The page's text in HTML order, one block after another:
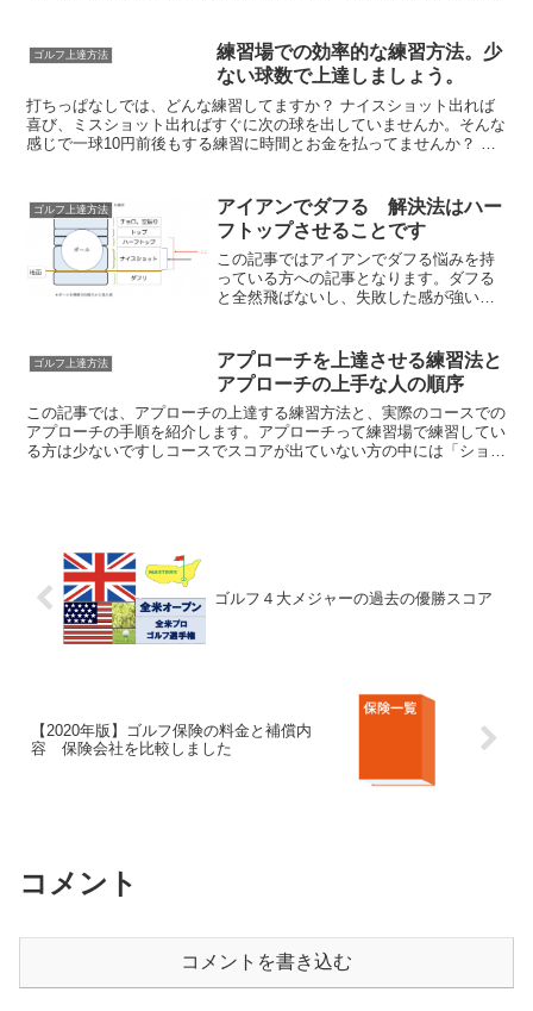
ゴルフ上達方法
練習場での効率的な練習方法。少
ない球数で上達しましょう。
打ちっぱなしでは、どんな練習してますか？ ナイスショット出れば
喜び、ミスショット出ればすぐに次の球を出していませんか。そんな
感じで一球10円前後もする練習に時間とお金を払ってませんか？ 練
ゴルフ上達方法
アイアンでダフる 解決法はハー
フトップさせることです
この記事ではアイアンでダフる悩みを持
っている方への記事となります。ダフる
と全然飛ばないし、失敗した感が強いし
のある悩みなので気にすることはありま
せん。アイアンでダフっ...
ゴルフ上達方法
アプローチを上達させる練習法と
アプローチの上手な人の順序
この記事では、アプローチの上達する練習方法と、実際のコースでの
アプローチの手順を紹介します。アプローチって練習場で練習してい
る方は少ないですしコースでスコアが出ていない方の中には「ショッ
ゴルフ４大メジャーの過去の優勝スコア
【2020年版】ゴルフ保険の料金と補償内
容 保険会社を比較しました
コメント
コメントを書き込む